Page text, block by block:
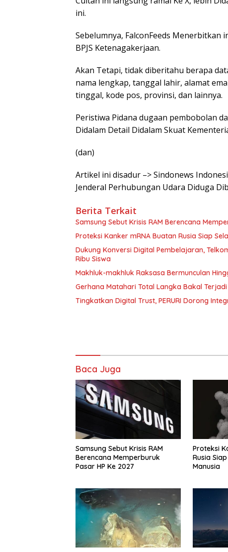
ini.
Sebelumnya, FalconFeeds Menerbitkan
BPJS Ketenagakerjaan.
Akan Tetapi, tidak diberitahu berapa
nama lengkap, tanggal lahir, alamat
tinggal, kode pos, provinsi, dan lainnya.
Peristiwa Pidana dugaan pembobolan
Didalam Detail Didalam Skuat
(dan)
Artikel ini disadur –> Sindonews
Jenderal Perhubungan Udara Diduga
Berita Terkait
Samsung Sebut Krisis RAM Berencana
Proteksi Kanker mRNA Buatan Rusia Siap
Dukung Konversi Digital Pembelajaran,
Ribu Siswa
Makhluk-makhluk Raksasa Bermunculan
Gerhana Matahari Total Langka Bakal Terjadi
Tingkatkan Digital Trust, PERURI Dorong
Baca Juga
Samsung Sebut Krisis RAM
Berencana Memperburuk
Pasar HP Ke 2027
Proteksi
Rusia
Manusia